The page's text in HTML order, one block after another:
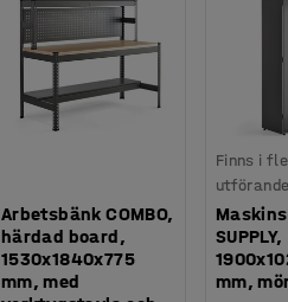
Arbetsbänk COMBO,
härdad board,
1530x1840x775
mm, med
Finns i
SUPPLY,
mm,